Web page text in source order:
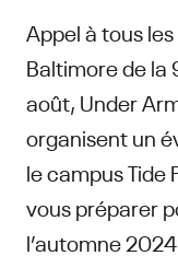
Appel à tous
Baltimore de la
août, Under
organisent un
le campus Tide
vous préparer
l’automne 2024.